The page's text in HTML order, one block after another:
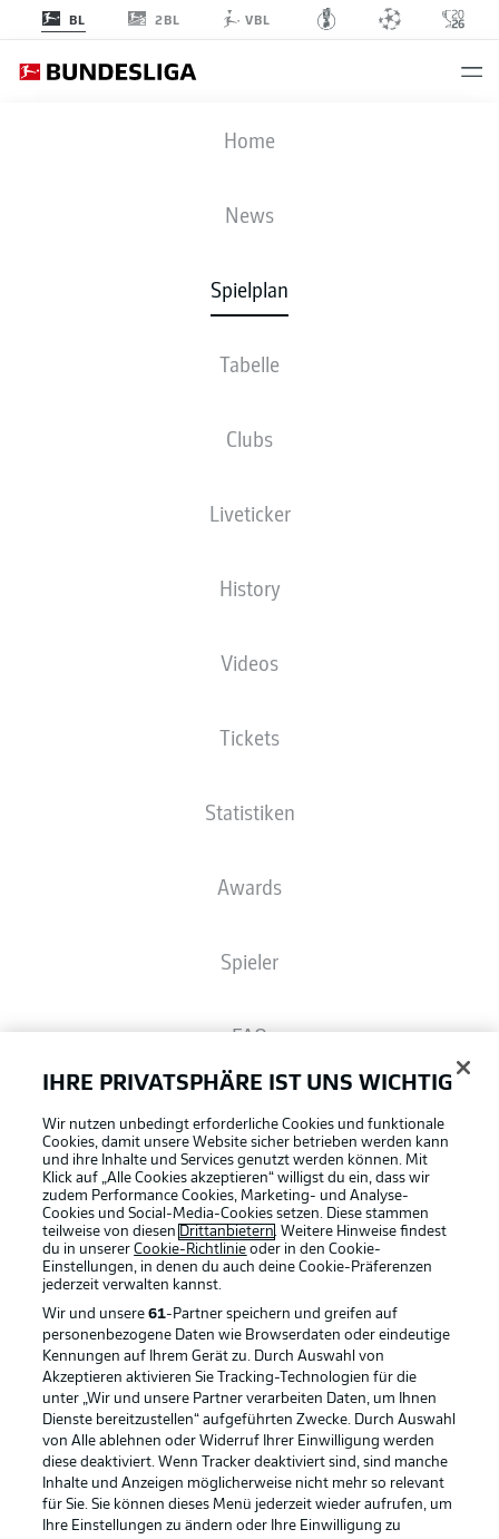
BL 2BL VBL
Home
News
Spielplan
Tabelle
Clubs
Liveticker
History
Videos
Tickets
Statistiken
Awards
Spieler
FAQ
Bundesliga App
Fantasy Manager
#BundesligaWIRKT
Common Ground
Mitfahrportal
B04
AUFSTELLUNGEN
Die Startaufstellung wird 60 Minuten vor
Football as it's meant to be
BUNDESLIGA APP
IHRE PRIVATSPHÄRE IST UNS WICHTIG
Wir nutzen unbedingt erforderliche Cookies und funktionale
Cookies, damit unsere Website sicher betrieben werden kann
und ihre Inhalte und Services genutzt werden können. Mit
Klick auf „Alle Cookies akzeptieren“ willigst du ein, dass wir
zudem Performance Cookies, Marketing- und Analyse-
Cookies und Social-Media-Cookies setzen. Diese stammen
teilweise von diesen Drittanbietern. Weitere Hinweise findest
du in unsererCookie-Richtlinie oder in den Cookie-
Einstellungen, in denen du auch deine Cookie-Präferenzen
jederzeit verwalten kannst.
Wir und unsere61-Partner speichern und greifen auf
personenbezogene Daten wie Browserdaten oder eindeutige
Kennungen auf Ihrem Gerät zu. Durch Auswahl von
Akzeptieren aktivieren Sie Tracking-Technologien für die
unter „Wir und unsere Partner verarbeiten Daten, um Ihnen
Dienste bereitzustellen“ aufgeführten Zwecke. Durch Auswahl
von Alle ablehnen oder Widerruf Ihrer Einwilligung werden
diese deaktiviert. Wenn Tracker deaktiviert sind, sind manche
Inhalte und Anzeigen möglicherweise nicht mehr so relevant
für Sie. Sie können dieses Menü jederzeit wieder aufrufen, um
Ihre Einstellungen zu ändern oder Ihre Einwilligung zu